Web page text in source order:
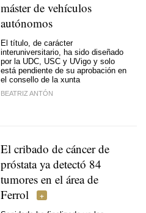
máster de vehículos
autónomos
El título, de carácter
interuniversitario, ha sido diseñado
por la UDC, USC y UVigo y solo
está pendiente de su aprobación en
el consello de la xunta
BEATRIZ ANTÓN
El cribado de cáncer de
próstata ya detectó 84
tumores en el área de
Ferrol